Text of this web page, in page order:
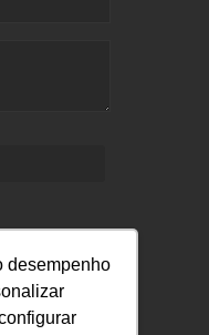
desempenho